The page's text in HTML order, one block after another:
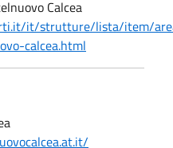
Calcea
it/strutture/lista/item/
calcea.html